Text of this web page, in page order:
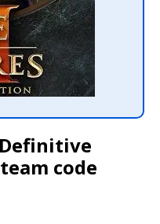
code